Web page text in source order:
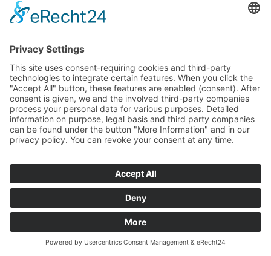
Bauen in bester Wohnlage
18.06.2024
Für viele Menschen musste in den
zurückliegenden Monaten und Jahren der
Traum von Eigenheim vorerst ein Traum
bleiben. Die...